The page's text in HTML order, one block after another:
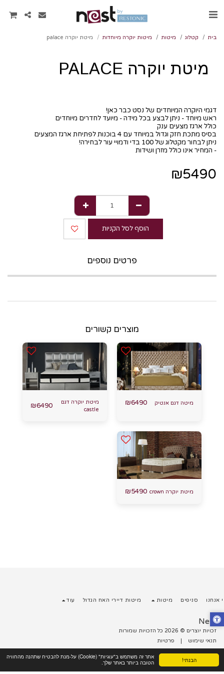
הבנתי!
אתר זה משתמש ב"עוגיות" (Cookie) על-מנת להבטיח שתהנה מהחוויה
הטובה ביותר באתר שלך.
בית קטלוג מיטות מיטות יוקרה מיוחדות מיטת יוקרה palace
מיטת יוקרה PALACE
- המחיר אינו כולל מזרן ושידות
₪5490
הוסף לסל הקניות
פרטים נוספים
מוצרים קשורים
מיטה דגם אנטיק ₪6490
מיטת יוקרה דגם
castle
₪6490
מיטת יוקרה crown ₪5490
Nest
זכויות יוצרים © 2026 כל הזכויות שמורות
תנאי שימוש | פרטיות
עוצב על ידיSite123
אנחנו סניפים מיטות מיטות דיירי האח הגדול עוד